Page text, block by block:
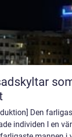
Den
individen I en